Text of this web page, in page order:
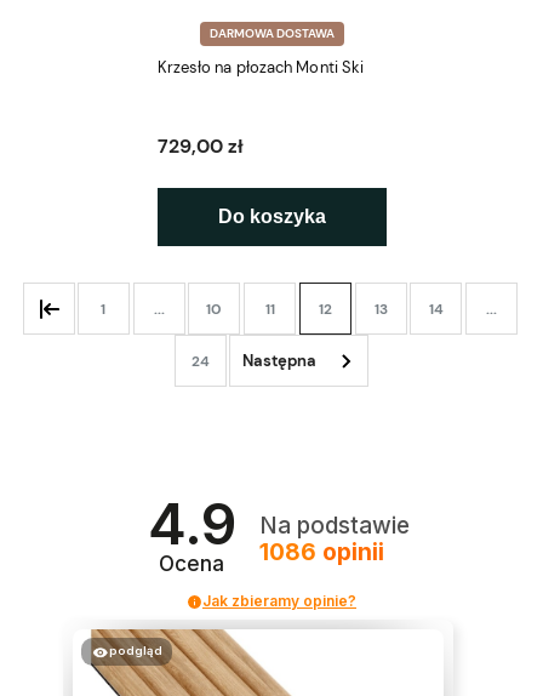
DARMOWA DOSTAWA
Krzesło na płozach Monti Ski
729,00 zł
Do koszyka
1 ... 10 11 12 13 14 ...
24
4.9
Ocena
Na podstawie
1086 opinii
Jak zbieramy opinie?
podgląd